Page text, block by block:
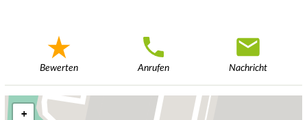
Bewerten Anrufen Nachricht
+